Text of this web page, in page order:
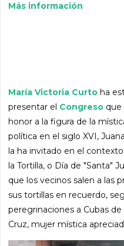
Más información
María Victoria Curto ha
presentar el Congreso que
honor a la figura de la
política en el siglo XVI,
la ha invitado en el
la Tortilla, o Día de "Santa"
que los vecinos salen a las
sus tortillas en recuerdo,
peregrinaciones a Cubas de
Cruz, mujer mística